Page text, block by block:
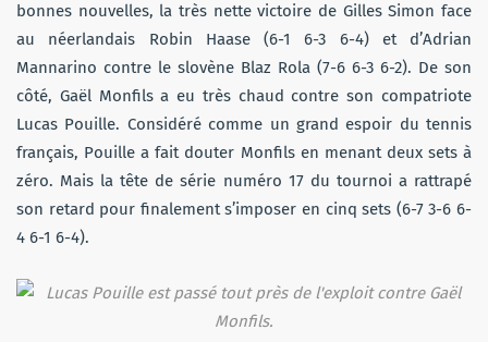
bonnes nouvelles, la très nette victoire de Gilles Simon face
au néerlandais Robin Haase (6-1 6-3 6-4) et d’Adrian
Mannarino contre le slovène Blaz Rola (7-6 6-3 6-2). De son
côté, Gaël Monfils a eu très chaud contre son compatriote
Lucas Pouille. Considéré comme un grand espoir du tennis
français, Pouille a fait douter Monfils en menant deux sets à
zéro. Mais la tête de série numéro 17 du tournoi a rattrapé
son retard pour finalement s’imposer en cinq sets (6-7 3-6 6-
4 6-1 6-4).